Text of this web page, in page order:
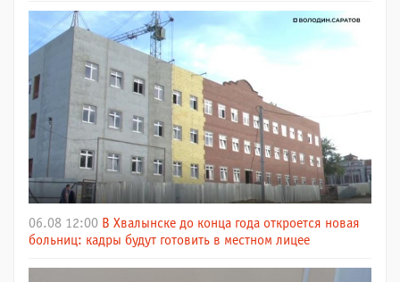
06.08 12:00 В Хвалынске до конца года откроется новая
больниц: кадры будут готовить в местном лицее